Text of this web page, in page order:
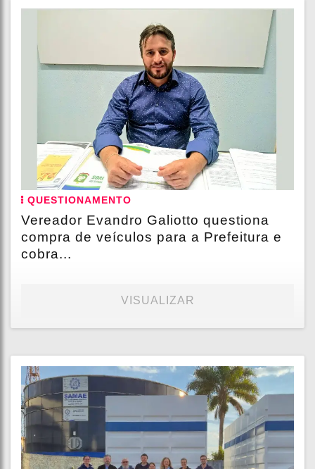
QUESTIONAMENTO
Vereador Evandro Galiotto questiona
compra de veículos para a Prefeitura e
cobra...
VISUALIZAR